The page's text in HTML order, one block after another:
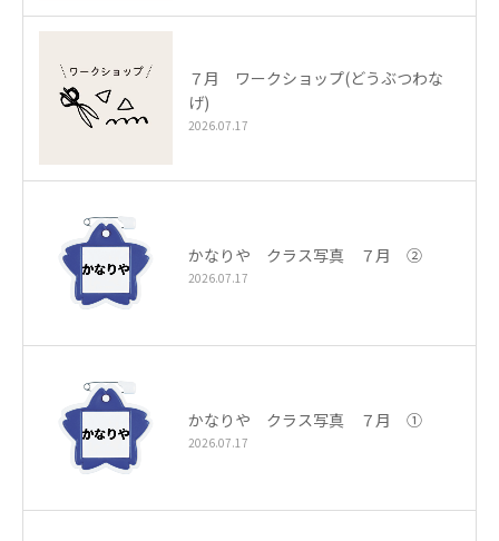
７月 ワークショップ(どうぶつわな
げ)
2026.07.17
かなりや クラス写真 ７月 ②
2026.07.17
かなりや クラス写真 ７月 ①
2026.07.17